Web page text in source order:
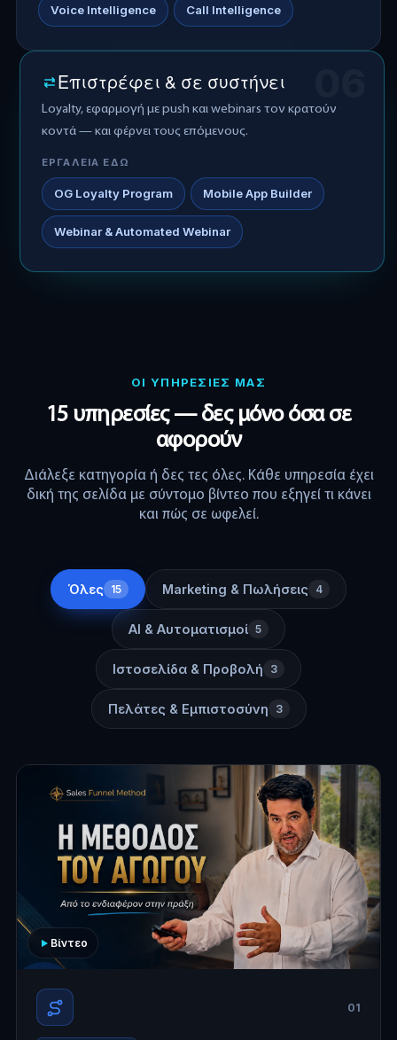
Voice Intelligence Call Intelligence
Επιστρέφει & σε συστήνει
Loyalty, εφαρμογή με push και webinars τον κρατούν
κοντά — και φέρνει τους επόμενους.
ΕΡΓΑΛΕΙΑ ΕΔΩ
OG Loyalty Program Mobile App Builder
Webinar & Automated Webinar
ΟΙ ΥΠΗΡΕΣΙΕΣ ΜΑΣ
15 υπηρεσίες — δες μόνο όσα σε
αφορούν
Διάλεξε κατηγορία ή δες τες όλες. Κάθε υπηρεσία έχει
δική της σελίδα με σύντομο βίντεο που εξηγεί τι κάνει
και πώς σε ωφελεί.
Όλες 15 Marketing & Πωλήσεις 4
AI & Αυτοματισμοί 5
Ιστοσελίδα & Προβολή 3
Πελάτες & Εμπιστοσύνη 3
Βίντεο
01